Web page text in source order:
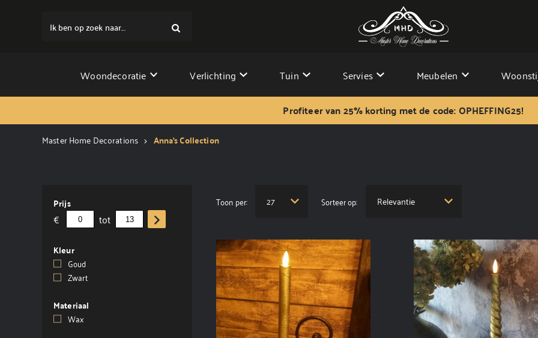
Ik ben op zoek naar...
Woondecoratie Verlichting Tuin Servies Meubelen
Profiteer van 25% korting met de code: OPHEFFING25!
Master Home Decorations Anna's Collection
Prijs
€ tot
Kleur
Goud
Zwart
Materiaal
Wax
Toon per: Sorteer op: